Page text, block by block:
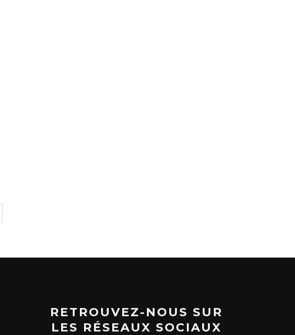
RETROUVEZ-NOUS SUR
LES RÉSEAUX SOCIAUX